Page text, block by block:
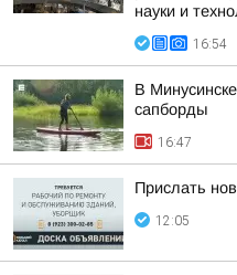
науки и
16:54
В
сапборды
16:47
Прислать
12:05